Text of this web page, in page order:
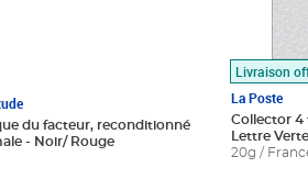
du facteur, reconditionné
- Noir/ Rouge
Livraison
La Poste
Collector 4
Lettre Verte
20g /